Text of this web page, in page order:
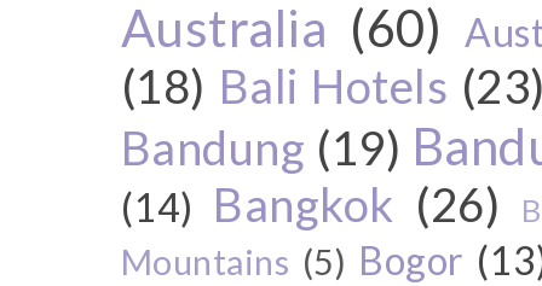
Australia (60)
(18) Bali Hotels
Bandung (19)
(14) Bangkok (26)
Mountains (5) Bogor